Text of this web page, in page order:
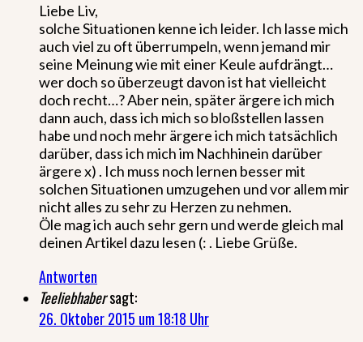
Liebe Liv,
solche Situationen kenne ich leider. Ich lasse mich
auch viel zu oft überrumpeln, wenn jemand mir
seine Meinung wie mit einer Keule aufdrängt…
wer doch so überzeugt davon ist hat vielleicht
doch recht…? Aber nein, später ärgere ich mich
dann auch, dass ich mich so bloßstellen lassen
habe und noch mehr ärgere ich mich tatsächlich
darüber, dass ich mich im Nachhinein darüber
ärgere x) . Ich muss noch lernen besser mit
solchen Situationen umzugehen und vor allem mir
nicht alles zu sehr zu Herzen zu nehmen.
Öle mag ich auch sehr gern und werde gleich mal
deinen Artikel dazu lesen (: . Liebe Grüße.
Antworten
Teeliebhabersagt:
26. Oktober 2015 um 18:18 Uhr